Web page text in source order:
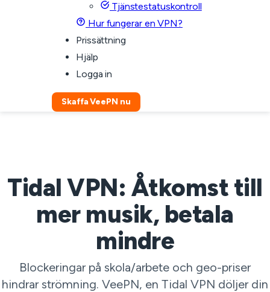
Tjänstestatuskontroll
Hur fungerar en VPN?
Prissättning
Hjälp
Logga in
Skaffa VeePN nu
Tidal VPN: Åtkomst till
mer musik, betala
mindre
Blockeringar på skola/arbete och geo-priser
hindrar strömning. VeePN, en Tidal VPN döljer din